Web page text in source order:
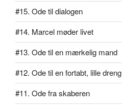
#15. Ode til dialogen
#14. Marcel møder livet
#13. Ode til en mærkelig mand
#12. Ode til en fortabt, lille dreng
#11. Ode fra skaberen